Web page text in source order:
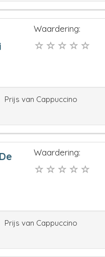
Waardering:
Prijs van Cappuccino
Waardering:
Prijs van Cappuccino